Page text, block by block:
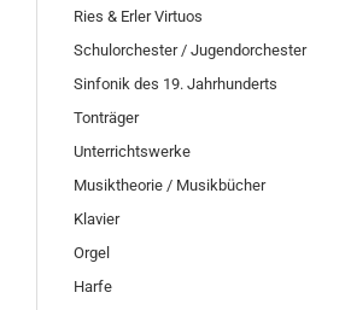
Ries & Erler Virtuos
Schulorchester / Jugendorchester
Sinfonik des 19. Jahrhunderts
Tonträger
Unterrichtswerke
Musiktheorie / Musikbücher
Klavier
Orgel
Harfe